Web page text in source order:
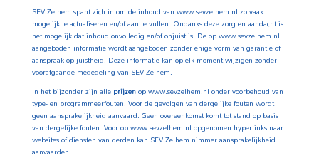
SEV Zelhem spant zich in om de inhoud van www.sevzelhem.nl zo vaak
mogelijk te actualiseren en/of aan te vullen. Ondanks deze zorg en aandacht is
het mogelijk dat inhoud onvolledig en/of onjuist is. De op www.sevzelhem.nl
aangeboden informatie wordt aangeboden zonder enige vorm van garantie of
aanspraak op juistheid. Deze informatie kan op elk moment wijzigen zonder
voorafgaande mededeling van SEV Zelhem.
In het bijzonder zijn alle prijzenop www.sevzelhem.nl onder voorbehoud van
type- en programmeerfouten. Voor de gevolgen van dergelijke fouten wordt
geen aansprakelijkheid aanvaard. Geen overeenkomst komt tot stand op basis
van dergelijke fouten. Voor op www.sevzelhem.nl opgenomen hyperlinks naar
websites of diensten van derden kan SEV Zelhem nimmer aansprakelijkheid
aanvaarden.